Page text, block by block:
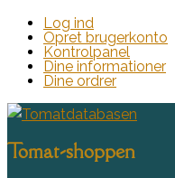
Log ind
Opret brugerkonto
Kontrolpanel
Dine informationer
Dine ordrer
Tomat-shoppen